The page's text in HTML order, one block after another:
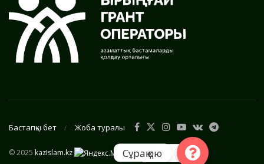
Бастапқы бет Жоба туралы
© 2025 kazIslam.kz Сұрақ қою